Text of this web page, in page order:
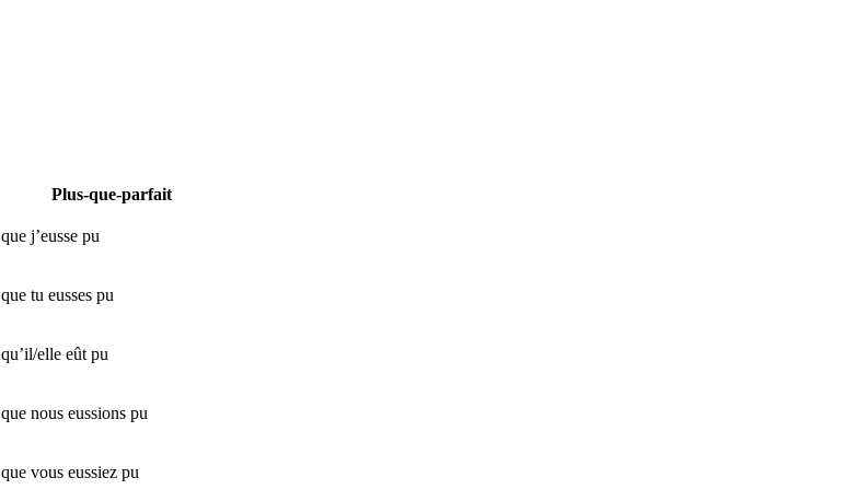
Plus-que-parfait
que j’eusse pu
que tu eusses pu
qu’il/elle eût pu
que nous eussions pu
que vous eussiez pu